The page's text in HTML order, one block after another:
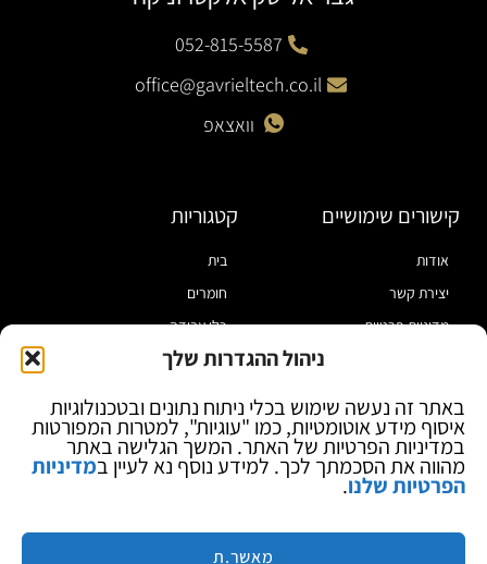
ניהול ההגדרות שלך
באתר זה נעשה שימוש בכלי ניתוח נתונים ובטכנולוגיות
איסוף מידע אוטומטיות, כמו "עוגיות", למטרות המפורטות
במדיניות הפרטיות של האתר. המשך הגלישה באתר
מהווה את הסכמתך לכך. למידע נוסף נא לעיין במדיניות
הפרטיות שלנו.
מאשר.ת
052-815-5587
office@gavrieltech.co.il
וואצאפ
קישורים שימושיים
אודות
יצירת קשר
מדיניות פרטיות
בלוג
קטגוריות
בית
חומרים
כלי עבודה
מוצרי הלחמה
ספקי כח ומודדים
ציוד אופטי להגדלה
מותגים